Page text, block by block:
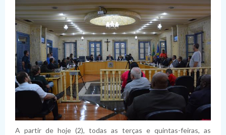
A partir de hoje (2), todas as terças e quintas-feiras, as